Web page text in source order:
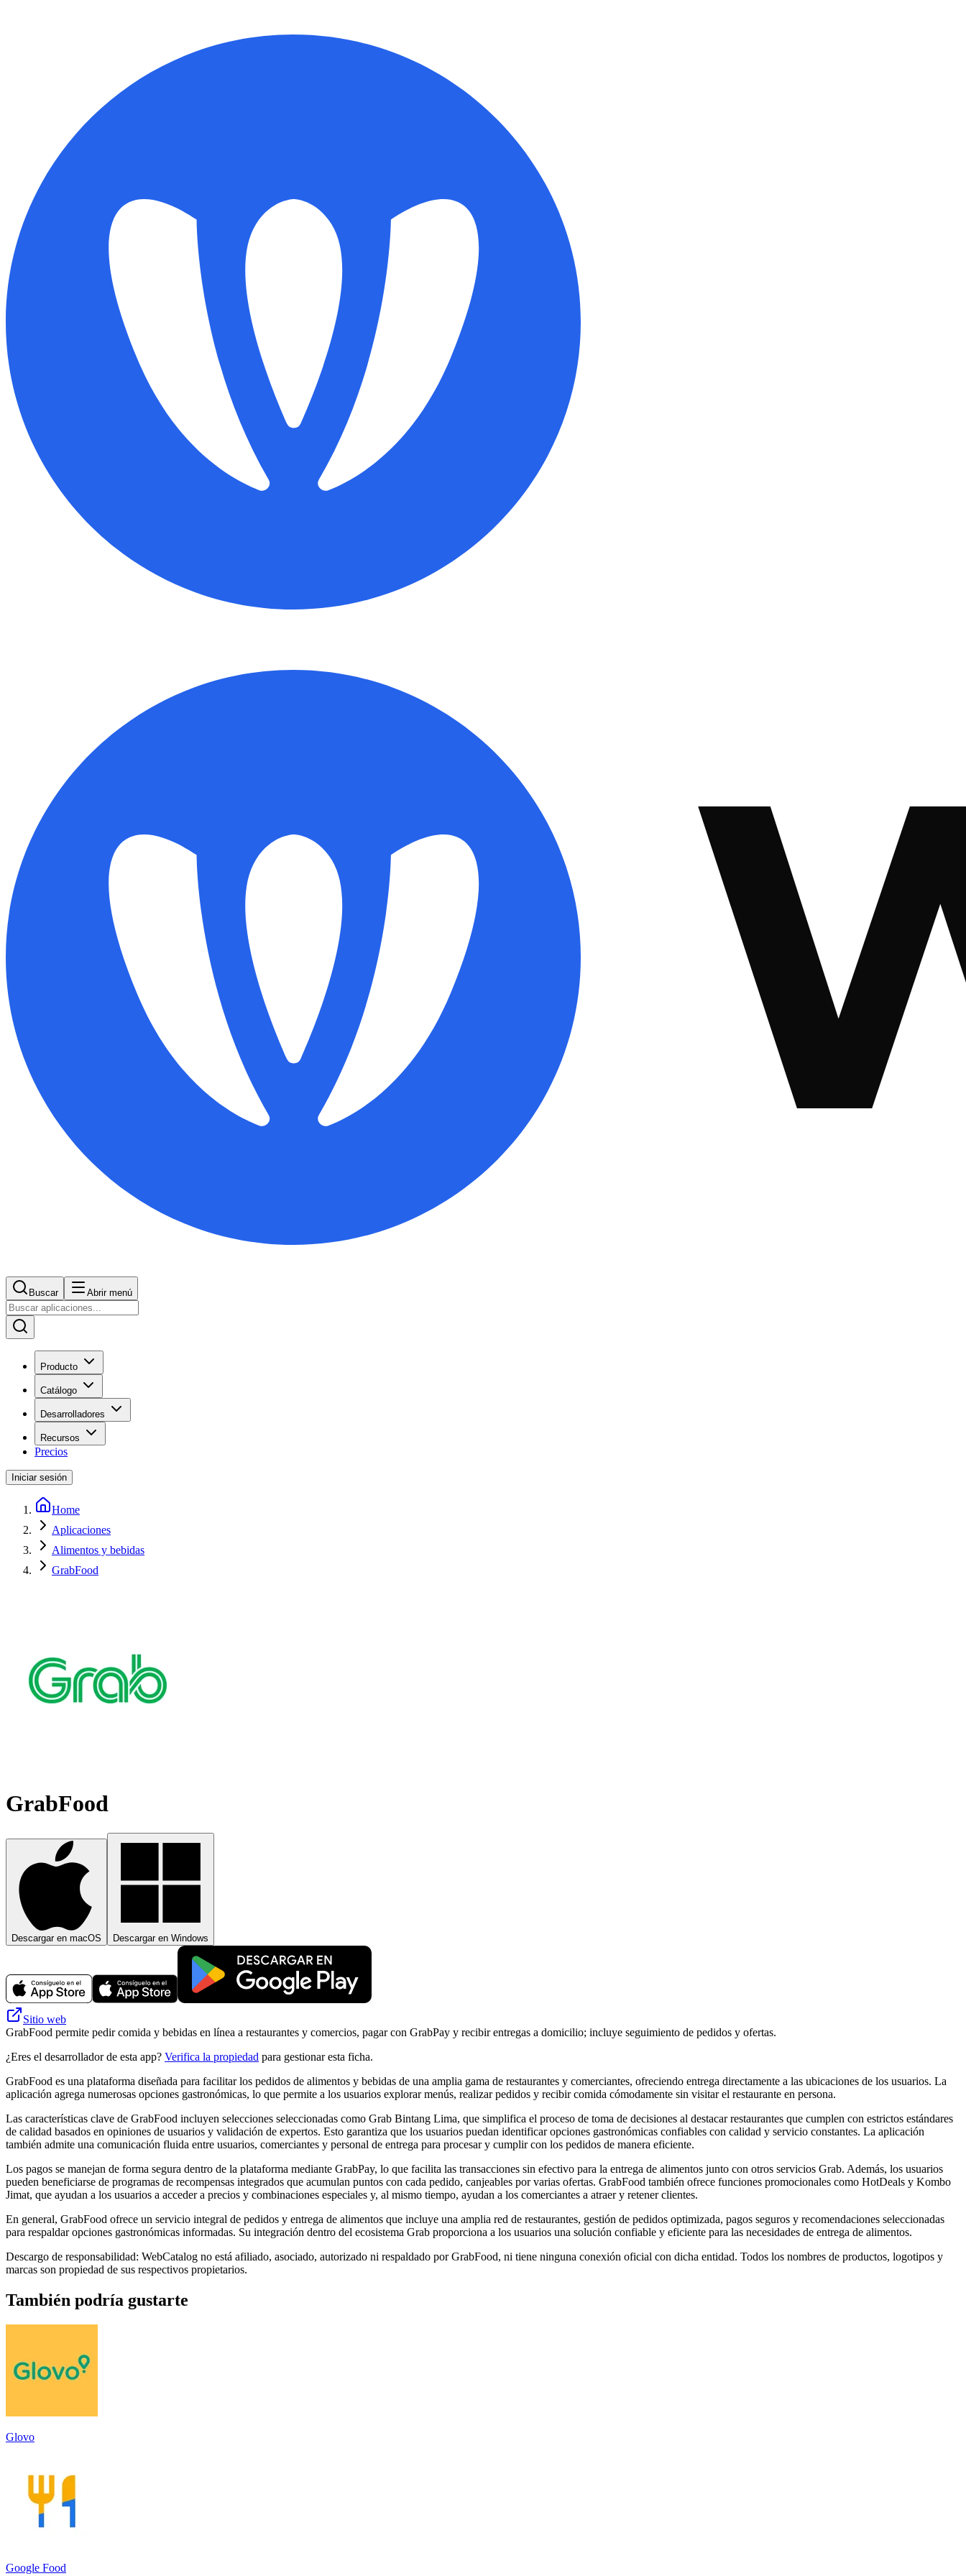
Buscar Abrir menú
Producto
Catálogo
Desarrolladores
Recursos
Precios
Iniciar sesión
Home
Aplicaciones
Alimentos y bebidas
GrabFood
GrabFood
Descargar en macOS Descargar en Windows
Sitio web
GrabFood permite pedir comida y bebidas en línea a restaurantes y comercios, pagar con GrabPay y recibir entregas a domicilio; incluye seguimiento de pedidos y ofertas.
¿Eres el desarrollador de esta app? Verifica la propiedad para gestionar esta ficha.
GrabFood es una plataforma diseñada para facilitar los pedidos de alimentos y bebidas de una amplia gama de restaurantes y comerciantes, ofreciendo entrega directamente a las ubicaciones de los usuarios. La
aplicación agrega numerosas opciones gastronómicas, lo que permite a los usuarios explorar menús, realizar pedidos y recibir comida cómodamente sin visitar el restaurante en persona.
Las características clave de GrabFood incluyen selecciones seleccionadas como Grab Bintang Lima, que simplifica el proceso de toma de decisiones al destacar restaurantes que cumplen con estrictos estándares
de calidad basados ​​en opiniones de usuarios y validación de expertos. Esto garantiza que los usuarios puedan identificar opciones gastronómicas confiables con calidad y servicio constantes. La aplicación
también admite una comunicación fluida entre usuarios, comerciantes y personal de entrega para procesar y cumplir con los pedidos de manera eficiente.
Los pagos se manejan de forma segura dentro de la plataforma mediante GrabPay, lo que facilita las transacciones sin efectivo para la entrega de alimentos junto con otros servicios Grab. Además, los usuarios
pueden beneficiarse de programas de recompensas integrados que acumulan puntos con cada pedido, canjeables por varias ofertas. GrabFood también ofrece funciones promocionales como HotDeals y Kombo
Jimat, que ayudan a los usuarios a acceder a precios y combinaciones especiales y, al mismo tiempo, ayudan a los comerciantes a atraer y retener clientes.
En general, GrabFood ofrece un servicio integral de pedidos y entrega de alimentos que incluye una amplia red de restaurantes, gestión de pedidos optimizada, pagos seguros y recomendaciones seleccionadas
para respaldar opciones gastronómicas informadas. Su integración dentro del ecosistema Grab proporciona a los usuarios una solución confiable y eficiente para las necesidades de entrega de alimentos.
Descargo de responsabilidad: WebCatalog no está afiliado, asociado, autorizado ni respaldado por GrabFood, ni tiene ninguna conexión oficial con dicha entidad. Todos los nombres de productos, logotipos y
marcas son propiedad de sus respectivos propietarios.
También podría gustarte
Glovo
Google Food